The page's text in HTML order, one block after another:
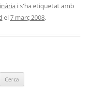
i s'ha etiquetat amb
el7 març 2008.